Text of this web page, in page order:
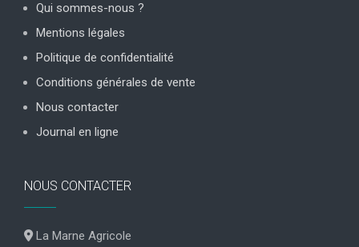
Qui sommes-nous ?
Mentions légales
Politique de confidentialité
Conditions générales de vente
Nous contacter
Journal en ligne
NOUS CONTACTER
La Marne Agricole